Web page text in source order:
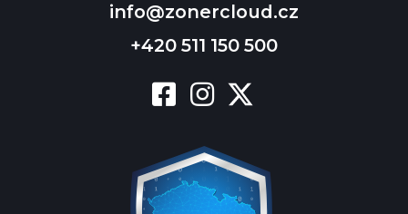
info@zonercloud.cz
+420 511 150 500